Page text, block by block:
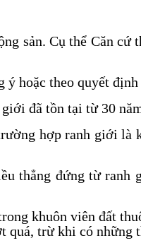
sản. Cụ thể Căn
hoặc theo quyết
đã tồn tại từ 30
hợp ranh giới
thẳng đứng từ
khuôn viên đất
quá, trừ khi có những